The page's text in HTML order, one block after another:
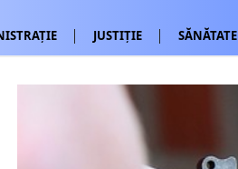
JUSTIȚIE SĂNĂTATE